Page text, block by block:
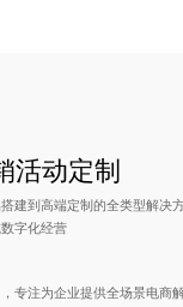
活动定制
建到高端定制的全类型解决
字化经营
专注为企业提供全场景电商